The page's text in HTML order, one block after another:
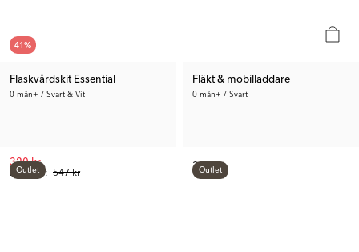
41%
Flaskvårdskit Essential
0 mån+ / Svart & Vit
Rek. Pris: 547 kr
320 kr
Fläkt & mobilladdare
0 mån+ / Svart
349 kr
Outlet Outlet